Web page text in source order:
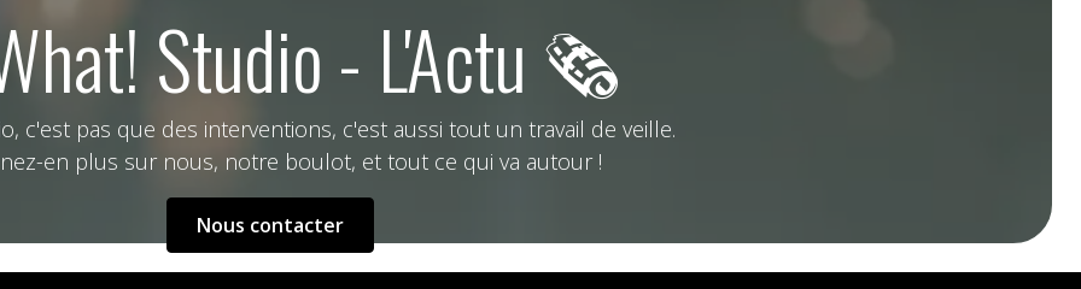
Studio - L'Actu 🗞
c'est pas que des interventions, c'est aussi tout un travail de veille.
en plus sur nous, notre boulot, et tout ce qui va autour !
Nous contacter